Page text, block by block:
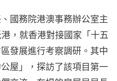
國務院港澳事務辦公室主
，就香港對接國家「十五
發展進行考察調研。其中
屋」，探訪了該項目第一